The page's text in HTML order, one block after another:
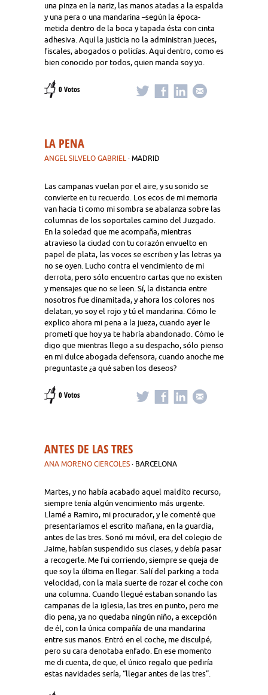
una pinza en la nariz, las manos atadas a la espalda
y una pera o una mandarina –según la época-
metida dentro de la boca y tapada ésta con cinta
adhesiva. Aquí la justicia no la administran jueces,
fiscales, abogados o policías. Aquí dentro, como es
bien conocido por todos, quien manda soy yo.
0 Votos
LA PENA
ANGEL SILVELO GABRIEL · MADRID
Las campanas vuelan por el aire, y su sonido se
convierte en tu recuerdo. Los ecos de mi memoria
van hacia ti como mi sombra se abalanza sobre las
columnas de los soportales camino del Juzgado.
En la soledad que me acompaña, mientras
atravieso la ciudad con tu corazón envuelto en
papel de plata, las voces se escriben y las letras ya
no se oyen. Lucho contra el vencimiento de mi
derrota, pero sólo encuentro cartas que no existen
y mensajes que no se leen. Sí, la distancia entre
nosotros fue dinamitada, y ahora los colores nos
delatan, yo soy el rojo y tú el mandarina. Cómo le
explico ahora mi pena a la jueza, cuando ayer le
prometí que hoy ya te habría abandonado. Cómo le
digo que mientras llego a su despacho, sólo pienso
en mi dulce abogada defensora, cuando anoche me
preguntaste ¿a qué saben los deseos?
0 Votos
ANTES DE LAS TRES
ANA MORENO CIERCOLES · BARCELONA
Martes, y no había acabado aquel maldito recurso,
siempre tenía algún vencimiento más urgente.
Llamé a Ramiro, mi procurador, y le comenté que
presentaríamos el escrito mañana, en la guardia,
antes de las tres. Sonó mi móvil, era del colegio de
Jaime, habían suspendido sus clases, y debía pasar
a recogerle. Me fui corriendo, siempre se queja de
que soy la última en llegar. Salí del parking a toda
velocidad, con la mala suerte de rozar el coche con
una columna. Cuando llegué estaban sonando las
campanas de la iglesia, las tres en punto, pero me
dio pena, ya no quedaba ningún niño, a excepción
de él, con la única compañía de una mandarina
entre sus manos. Entró en el coche, me disculpé,
pero su cara denotaba enfado. En ese momento
me di cuenta, de que, el único regalo que pediría
estas navidades sería, “llegar antes de las tres”.